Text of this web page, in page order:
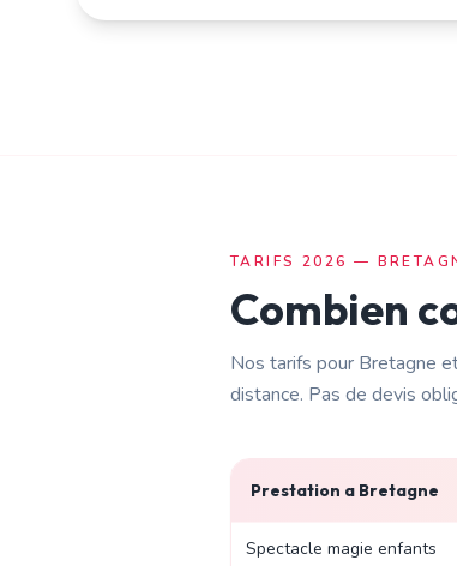
TARIFS 2026 —
Combien
Nos tarifs pour Bretagne
distance. Pas de devis
Prestation a Bretagne
Spectacle magie enfants